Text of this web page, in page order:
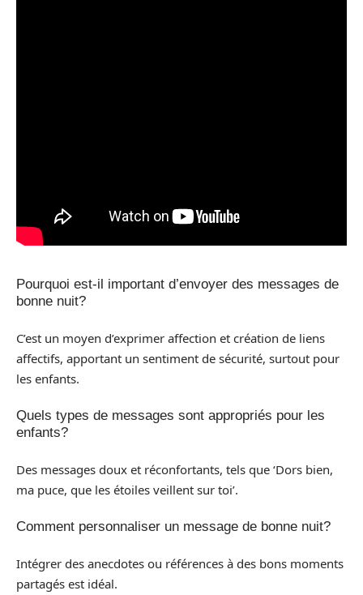
Pourquoi est-il important d’envoyer des messages de
bonne nuit?
C’est un moyen d’exprimer affection et création de liens
affectifs, apportant un sentiment de sécurité, surtout pour
les enfants.
Quels types de messages sont appropriés pour les
enfants?
Des messages doux et réconfortants, tels que ‘Dors bien,
ma puce, que les étoiles veillent sur toi’.
Comment personnaliser un message de bonne nuit?
Intégrer des anecdotes ou références à des bons moments
partagés est idéal.